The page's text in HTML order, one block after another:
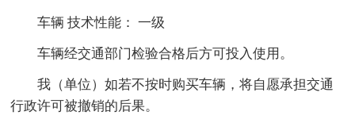
车辆 技术性能： 一级
车辆经交通部门检验合格后方可投入使用。
我（单位）如若不按时购买车辆，将自愿承担交通
行政许可被撤销的后果。